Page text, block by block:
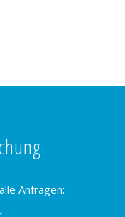
Anfragen: